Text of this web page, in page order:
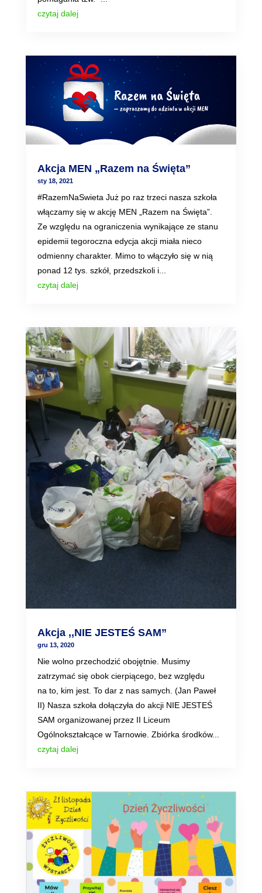
czytaj dalej
Akcja MEN „Razem na Święta”
sty 18, 2021
#RazemNaSwieta Już po raz trzeci nasza szkoła
włączamy się w akcję MEN „Razem na Święta”.
Ze względu na ograniczenia wynikające ze stanu
epidemii tegoroczna edycja akcji miała nieco
odmienny charakter. Mimo to włączyło się w nią
ponad 12 tys. szkół, przedszkoli i...
czytaj dalej
Akcja ,,NIE JESTEŚ SAM”
gru 13, 2020
Nie wolno przechodzić obojętnie. Musimy
zatrzymać się obok cierpiącego, bez względu
na to, kim jest. To dar z nas samych. (Jan Paweł
II) Nasza szkoła dołączyła do akcji NIE JESTEŚ
SAM organizowanej przez II Liceum
Ogólnokształcące w Tarnowie. Zbiórka środków...
czytaj dalej